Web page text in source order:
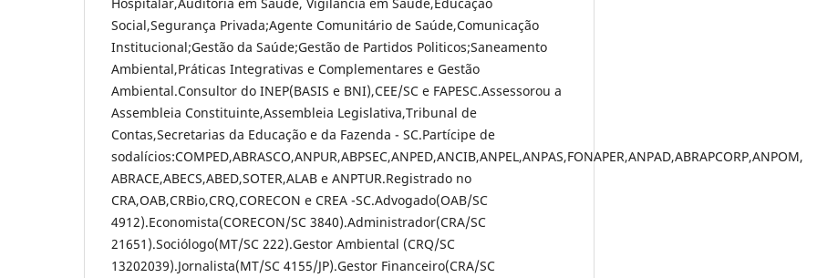
Hospitalar,Auditoria em Saúde, Vigilância em Saúde,Educação
Social,Segurança Privada;Agente Comunitário de Saúde,Comunicação
Institucional;Gestão da Saúde;Gestão de Partidos Politicos;Saneamento
Ambiental,Práticas Integrativas e Complementares e Gestão
Ambiental.Consultor do INEP(BASIS e BNI),CEE/SC e FAPESC.Assessorou a
Assembleia Constituinte,Assembleia Legislativa,Tribunal de
Contas,Secretarias da Educação e da Fazenda - SC.Partícipe de
sodalícios:COMPED,ABRASCO,ANPUR,ABPSEC,ANPED,ANCIB,ANPEL,ANPAS,FONAPER,ANPAD,ABRAPCORP,ANPOM,
ABRACE,ABECS,ABED,SOTER,ALAB e ANPTUR.Registrado no
CRA,OAB,CRBio,CRQ,CORECON e CREA -SC.Advogado(OAB/SC
4912).Economista(CORECON/SC 3840).Administrador(CRA/SC
21651).Sociólogo(MT/SC 222).Gestor Ambiental (CRQ/SC
13202039).Jornalista(MT/SC 4155/JP).Gestor Financeiro(CRA/SC